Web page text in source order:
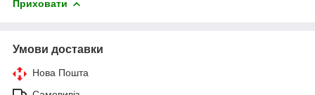
Приховати
Умови доставки
Нова Пошта